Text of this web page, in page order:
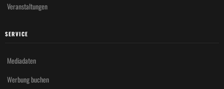
Veranstaltungen
SERVICE
Mediadaten
Werbung buchen